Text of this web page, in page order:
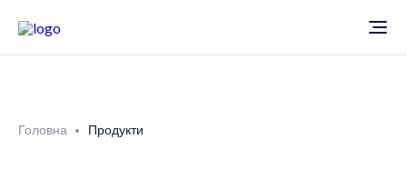
Новини
Головна Продукти